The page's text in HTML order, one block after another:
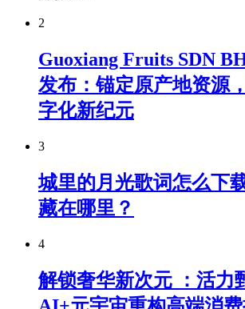
2
Guoxiang Fruits SDN
发布：锚定原产地资源
字化新纪元
3
城里的月光歌词怎么下
藏在哪里？
4
解锁奢华新次元 ：活